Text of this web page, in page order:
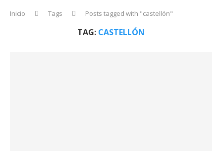
Inicio Tags Posts tagged with "castellón"
TAG: CASTELLÓN